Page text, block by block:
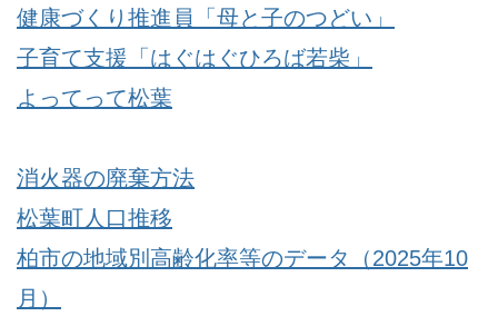
健康づくり推進員「母と子のつどい」
子育て支援「はぐはぐひろば若柴」
よってって松葉
消火器の廃棄方法
松葉町人口推移
柏市の地域別高齢化率等のデータ（2025年10
月）